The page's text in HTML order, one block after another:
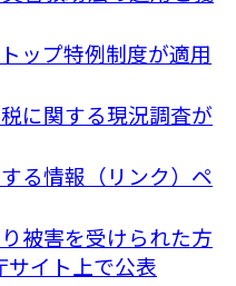
ップ特例制度が適用
に関する現況調査が
る情報（リンク）ペ
被害を受けられた方
サイト上で公表